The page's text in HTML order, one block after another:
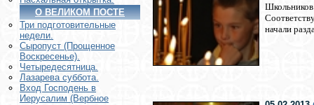
О ВЕЛИКОМ ПОСТЕ
Три подготовительные
недели.
Сыропуст (Прощенное
Воскресенье).
Четыредесятница.
Лазарева суббота.
Вход Господень в
Иерусалим (Вербное
начали